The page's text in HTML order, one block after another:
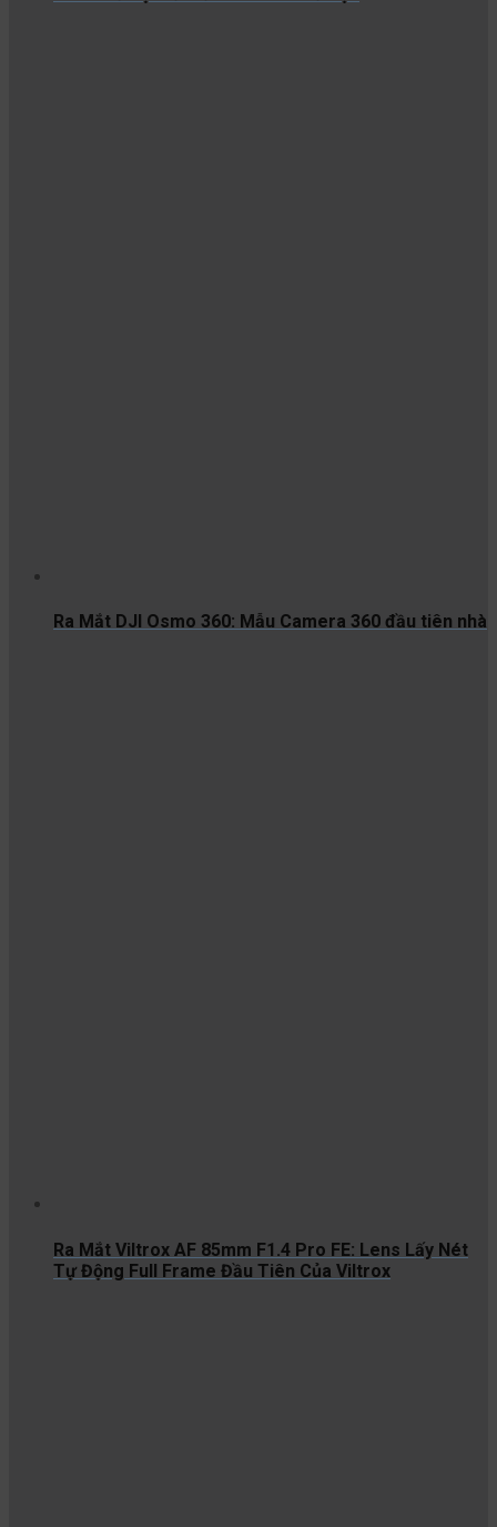
Ra Mắt DJI Osmo 360: Mẫu Camera 360 đầu tiên nhà
Ra Mắt Viltrox AF 85mm F1.4 Pro FE: Lens Lấy Nét
Tự Động Full Frame Đầu Tiên Của Viltrox